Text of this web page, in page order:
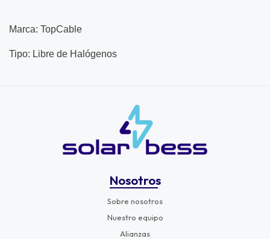
Marca: TopCable
Tipo: Libre de Halógenos
Nosotros
Sobre nosotros
Nuestro equipo
Alianzas